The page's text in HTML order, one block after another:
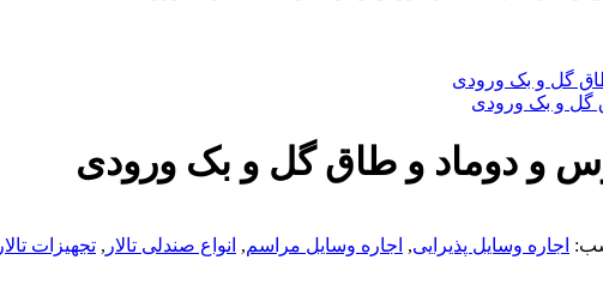
و بک ورودی
دوماد و طاق گل و بک ورودی
اجاره وسایل پذیرایی, اجاره وسایل مراسم, انواع صندلی تالار , تجهیزات تالار